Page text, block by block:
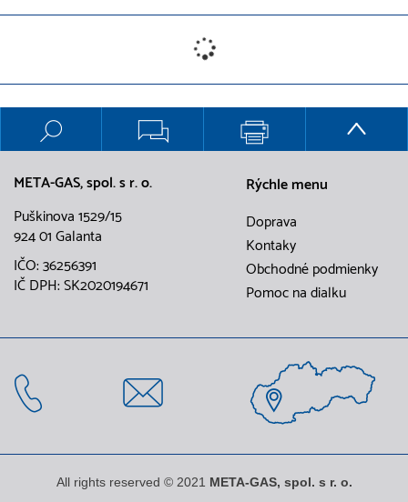
META-GAS, spol. s r. o.
Puškinova 1529/15
924 01 Galanta
IČO: 36256391
IČ DPH: SK2020194671
Rýchle menu
Doprava
Kontaky
Obchodné podmienky
Pomoc na dialku
All rights reserved © 2021 META-GAS, spol. s r. o.